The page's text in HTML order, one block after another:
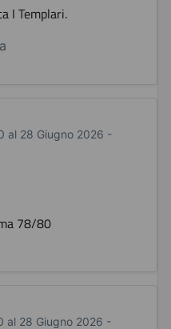
I Templari.
al 28 Giugno 2026 -
78/80
al 28 Giugno 2026 -